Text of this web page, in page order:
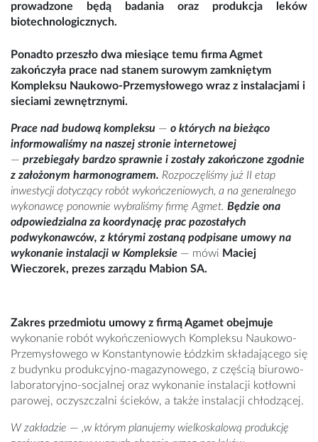
prowadzone będą badania oraz produkcja leków
biotechnologicznych.
Ponadto przeszło dwa miesiące temu firma Agmet
zakończyła prace nad stanem surowym zamkniętym
Kompleksu Naukowo-Przemysłowego wraz z instalacjami i
sieciami zewnętrznymi.
Prace nad budową kompleksu — o których na bieżąco
informowaliśmy na naszej stronie internetowej
— przebiegały bardzo sprawnie i zostały zakończone zgodnie
z założonym harmonogramem. Rozpoczęliśmy już II etap
inwestycji dotyczący robót wykończeniowych, a na generalnego
wykonawcę ponownie wybraliśmy firmę Agmet. Będzie ona
odpowiedzialna za koordynację prac pozostałych
podwykonawców, z którymi zostaną podpisane umowy na
wykonanie instalacji w Kompleksie — mówi Maciej
Wieczorek, prezes zarządu Mabion SA.
Zakres przedmiotu umowy z firmą Agamet obejmuje
wykonanie robót wykończeniowych Kompleksu Naukowo-
Przemysłowego w Konstantynowie Łódzkim składającego się
z budynku produkcyjno-magazynowego, z częścią biurowo-
laboratoryjno-socjalnej oraz wykonanie instalacji kotłowni
parowej, oczyszczalni ścieków, a także instalacji chłodzącej.
W zakładzie — ,w którym planujemy wielkoskalową produkcję